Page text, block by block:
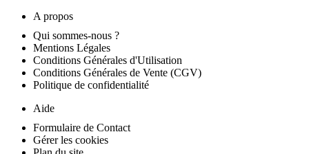
A propos
Qui sommes-nous ?
Mentions Légales
Conditions Générales d'Utilisation
Conditions Générales de Vente (CGV)
Politique de confidentialité
Aide
Formulaire de Contact
Gérer les cookies